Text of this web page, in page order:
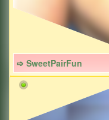
➩ SweetPairFun